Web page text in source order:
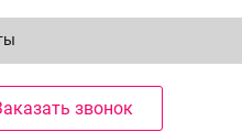
звонок